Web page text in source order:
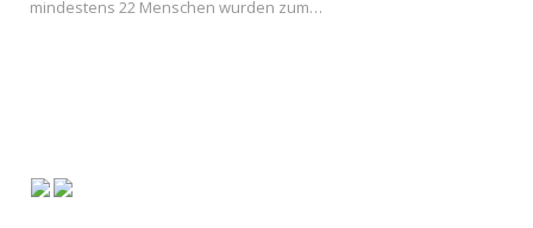
mindestens 22 Menschen wurden zum…